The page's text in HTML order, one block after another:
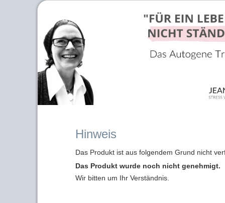
Hinweis
Das Produkt ist aus folgendem Grund nicht
Das Produkt wurde noch nicht genehmigt.
Wir bitten um Ihr Verständnis.